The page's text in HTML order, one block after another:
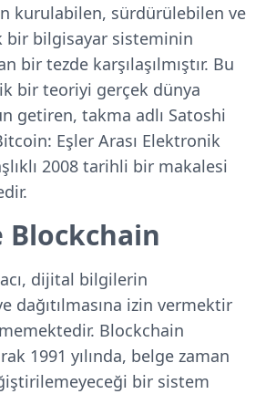
kurulabilen, sürdürülebilen ve
bir bilgisayar sisteminin
bir tezde karşılaşılmıştır. Bu
bir teoriyi gerçek dünya
getiren, takma adlı Satoshi
Eşler Arası Elektronik
2008 tarihli bir makalesi
Blockchain
dijital bilgilerin
dağıtılmasına izin vermektir
Blockchain
1991 yılında, belge zaman
bir sistem